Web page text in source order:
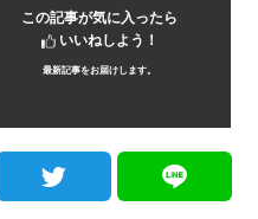
この記事が気に入ったら
いいねしよう！
最新記事をお届けします。